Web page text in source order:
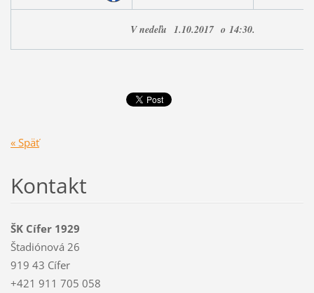
V nedeľu 1.10.2017 o 14:30.
« Späť
Kontakt
ŠK Cífer 1929
Štadiónová 26
919 43 Cífer
+421 911 705 058